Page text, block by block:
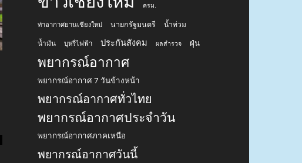
ครม.
ท่าอากาศยานเชียงใหม่ นายกรัฐมนตรี น้ำท่วม
น้ำมัน บุหรี่ไฟฟ้า ประกันสังคม ผลสำรวจ ฝุ่น
พยากรณ์อากาศ
พยากรณ์อากาศ 7 วันข้างหน้า
พยากรณ์อากาศทั่วไทย
พยากรณ์อากาศประจำวัน
พยากรณ์อากาศภาคเหนือ
พยากรณ์อากาศวันนี้